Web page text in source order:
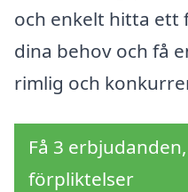
och enkelt hitta ett
dina behov och få
rimlig och
Få 3
förpliktelser